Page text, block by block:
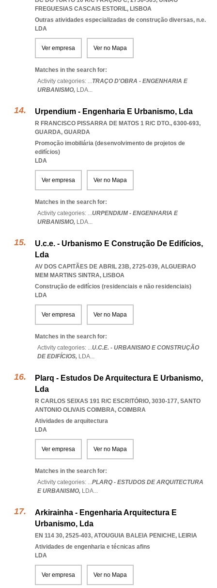
FREGUESIAS CASCAIS ESTORIL, LISBOA
Outras atividades especializadas de construção diversas, n.e.
LDA
Ver empresa Ver no Mapa
Matches in the search for:
Activity categories: ...TRAÇO D'OBRA - ENGENHARIA E
URBANISMO, LDA...
Urpendium - Engenharia E Urbanismo, Lda
R FRANCISCO PISSARRA DE MATOS 1 R/C DTO., 6300-693,
GUARDA, GUARDA
Promoção imobiliária (desenvolvimento de projetos de
edifícios)
LDA
Ver empresa Ver no Mapa
Matches in the search for:
Activity categories: ...URPENDIUM - ENGENHARIA E
URBANISMO, LDA...
U.c.e. - Urbanismo E Construção De Edifícios,
Lda
AV DOS CAPITÃES DE ABRIL 23B, 2725-039, ALGUEIRAO
MEM MARTINS SINTRA, LISBOA
Construção de edifícios (residenciais e não residenciais)
LDA
Ver empresa Ver no Mapa
Matches in the search for:
Activity categories: ...U.C.E. - URBANISMO E CONSTRUÇÃO
DE EDIFÍCIOS, LDA...
Plarq - Estudos De Arquitectura E Urbanismo,
Lda
R CARLOS SEIXAS 191 R/C ESCRITÓRIO, 3030-177, SANTO
ANTONIO OLIVAIS COIMBRA, COIMBRA
Atividades de arquitectura
LDA
Ver empresa Ver no Mapa
Matches in the search for:
Activity categories: ...PLARQ - ESTUDOS DE ARQUITECTURA
E URBANISMO, LDA...
Arkirainha - Engenharia Arquitectura E
Urbanismo, Lda
EN 114 30, 2525-403, ATOUGUIA BALEIA PENICHE, LEIRIA
Atividades de engenharia e técnicas afins
LDA
Ver empresa Ver no Mapa